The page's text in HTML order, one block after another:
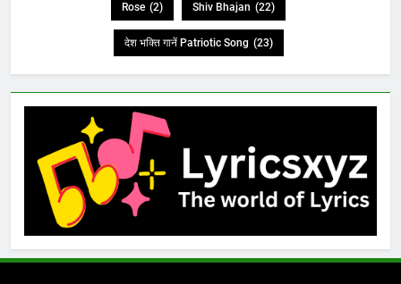
Rose (2) Shiv Bhajan (22)
देश भक्ति गानें Patriotic Song (23)